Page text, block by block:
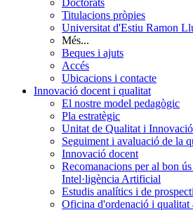
Titulacions pròpies
Universitat d'Estiu Ramon
Més...
Beques i ajuts
Accés
Ubicacions i contacte
Innovació docent i qualitat
El nostre model pedagògic
Pla estratègic
Unitat de Qualitat i
Seguiment i avaluació de la
Innovació docent
Recomanacions per al bon
Intel·ligència Artificial
Estudis analítics i de
Oficina d'ordenació i qualitat